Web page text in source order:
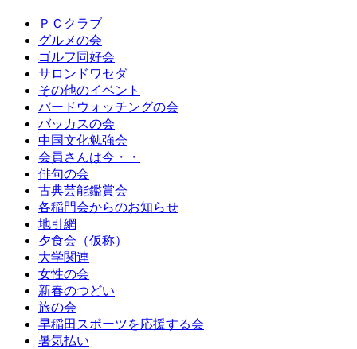
ＰＣクラブ
グルメの会
ゴルフ同好会
サロンドワセダ
その他のイベント
バードウォッチングの会
バッカスの会
中国文化勉強会
会員さんは今・・
俳句の会
古典芸能鑑賞会
各稲門会からのお知らせ
地引網
夕食会（仮称）
大学関連
女性の会
新春のつどい
旅の会
早稲田スポーツを応援する会
暑気払い